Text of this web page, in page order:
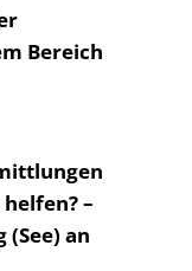
Bereich
–
(See) an